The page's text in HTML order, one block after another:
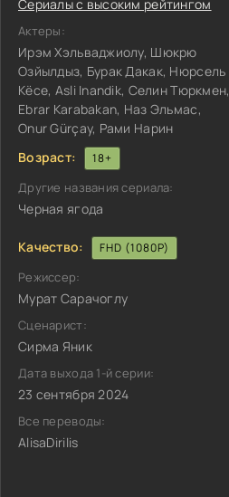
Сериалы с высоким рейтингом
Актеры:
Ирэм Хэльваджиолу, Шюкрю
Озйылдыз, Бурак Дакак, Нюрсель
Кёсе, Asli Inandik, Селин Тюркмен,
Ebrar Karabakan, Наз Эльмас,
Onur Gürçay, Рами Нарин
Возраст:
18+
Другие названия сериала:
Черная ягода
Качество: FHD (1080P)
Режиссер:
Мурат Сарачоглу
Сценарист:
Сирма Яник
Дата выхода 1-й серии:
23 сентября 2024
Все переводы:
AlisaDirilis